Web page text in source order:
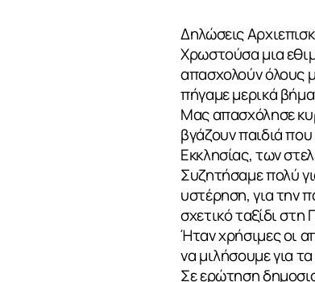
Δηλώσεις
Χρωστούσα μια
απασχολούν όλους
πήγαμε μερικά
Μας απασχόλησε
βγάζουν παιδιά
Εκκλησίας, των
Συζητήσαμε πολύ
υστέρηση, για την
σχετικό ταξίδι στη
Ήταν χρήσιμες οι
να μιλήσουμε για
Σε ερώτηση